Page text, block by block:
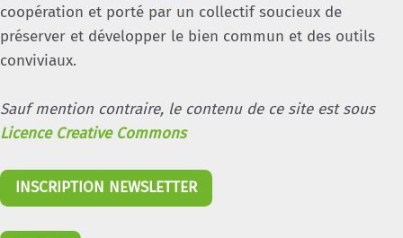
coopération et porté par un collectif soucieux de
préserver et développer le bien commun et des outils
conviviaux.
Sauf mention contraire, le contenu de ce site est sous
Licence Creative Commons
INSCRIPTION NEWSLETTER